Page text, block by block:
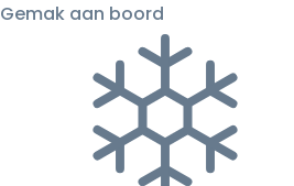
Gemak aan boord